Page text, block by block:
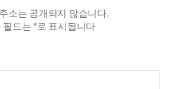
소는 공개되지 않습니다.
필드는*로 표시됩니다